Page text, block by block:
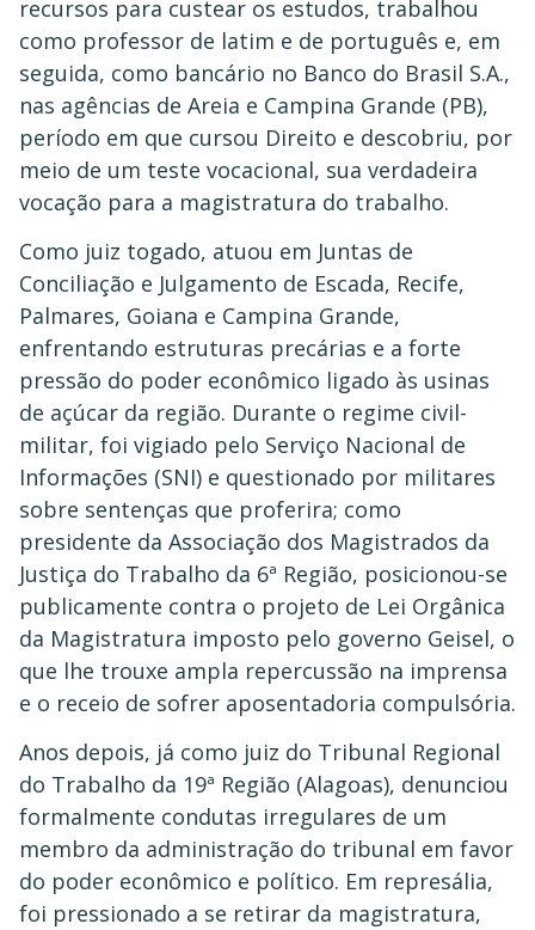
recursos para custear os estudos, trabalhou
como professor de latim e de português e, em
seguida, como bancário no Banco do Brasil S.A.,
nas agências de Areia e Campina Grande (PB),
período em que cursou Direito e descobriu, por
meio de um teste vocacional, sua verdadeira
vocação para a magistratura do trabalho.
Como juiz togado, atuou em Juntas de
Conciliação e Julgamento de Escada, Recife,
Palmares, Goiana e Campina Grande,
enfrentando estruturas precárias e a forte
pressão do poder econômico ligado às usinas
de açúcar da região. Durante o regime civil-
militar, foi vigiado pelo Serviço Nacional de
Informações (SNI) e questionado por militares
sobre sentenças que proferira; como
presidente da Associação dos Magistrados da
Justiça do Trabalho da 6ª Região, posicionou-se
publicamente contra o projeto de Lei Orgânica
da Magistratura imposto pelo governo Geisel, o
que lhe trouxe ampla repercussão na imprensa
e o receio de sofrer aposentadoria compulsória.
Anos depois, já como juiz do Tribunal Regional
do Trabalho da 19ª Região (Alagoas), denunciou
formalmente condutas irregulares de um
membro da administração do tribunal em favor
do poder econômico e político. Em represália,
foi pressionado a se retirar da magistratura,